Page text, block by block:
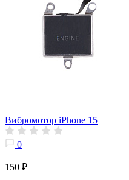
Вибромотор iPhone 15
0
150 ₽